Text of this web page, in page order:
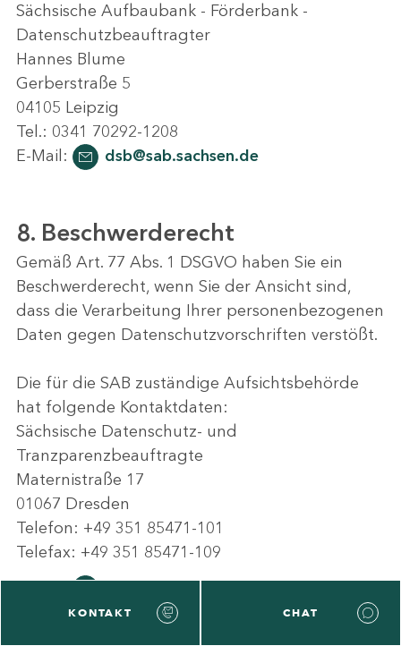
KONTAKT CHAT
Sächsische Aufbaubank - Förderbank -
Datenschutzbeauftragter
Hannes Blume
Gerberstraße 5
04105 Leipzig
Tel.: 0341 70292-1208
E-Mail:
dsb@sab.sachsen.de
8. Beschwerderecht
Gemäß Art. 77 Abs. 1 DSGVO haben Sie ein
Beschwerderecht, wenn Sie der Ansicht sind,
dass die Verarbeitung Ihrer personenbezogenen
Daten gegen Datenschutzvorschriften verstößt.
Die für die SAB zuständige Aufsichtsbehörde
hat folgende Kontaktdaten:
Sächsische Datenschutz- und
Tranzparenzbeauftragte
Maternistraße 17
01067 Dresden
Telefon: +49 351 85471-101
Telefax: +49 351 85471-109
E-Mail:
post@sdtb.sachsen.de
Internet:
www.datenschutz.sachsen.de